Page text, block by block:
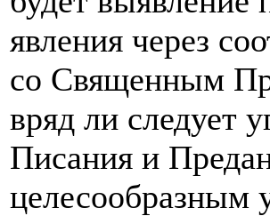
явления через
со Священным
вряд ли следует
Писания и
целесообразным